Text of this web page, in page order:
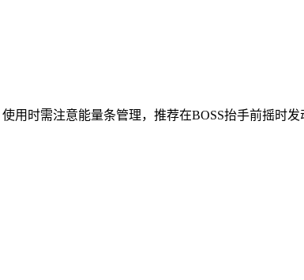
用时需注意能量条管理，推荐在BOSS抬手前摇时